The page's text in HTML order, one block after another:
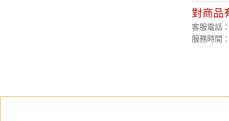
對商品
客服電話
服務時間